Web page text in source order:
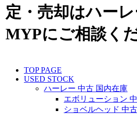
定・売却はハー
MYPにご相談くだ
TOP PAGE
USED STOCK
ハーレー 中古 国内在庫
エボリューション
ショベルヘッド 中